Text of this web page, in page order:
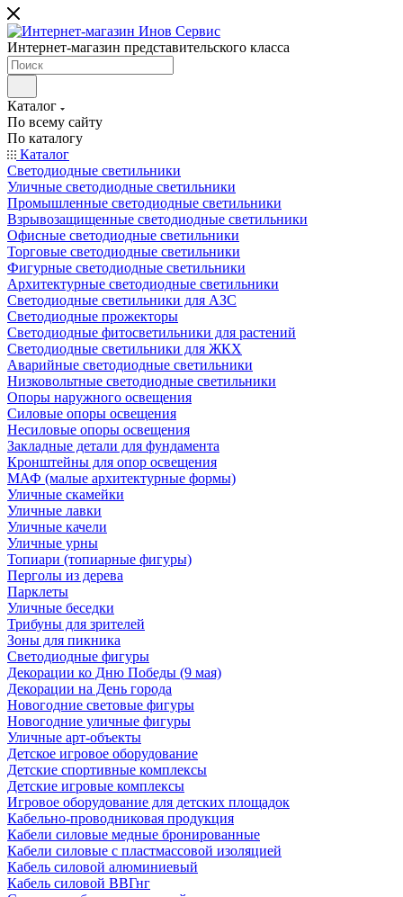
Интернет-магазин представительского класса
Каталог
По всему сайту
По каталогу
Каталог
Светодиодные светильники
Уличные светодиодные светильники
Промышленные светодиодные светильники
Взрывозащищенные светодиодные светильники
Офисные светодиодные светильники
Торговые светодиодные светильники
Фигурные светодиодные светильники
Архитектурные светодиодные светильники
Светодиодные светильники для АЗС
Светодиодные прожекторы
Светодиодные фитосветильники для растений
Светодиодные светильники для ЖКХ
Аварийные светодиодные светильники
Низковольтные светодиодные светильники
Опоры наружного освещения
Силовые опоры освещения
Несиловые опоры освещения
Закладные детали для фундамента
Кронштейны для опор освещения
МАФ (малые архитектурные формы)
Уличные скамейки
Уличные лавки
Уличные качели
Уличные урны
Топиари (топиарные фигуры)
Перголы из дерева
Парклеты
Уличные беседки
Трибуны для зрителей
Зоны для пикника
Светодиодные фигуры
Декорации ко Дню Победы (9 мая)
Декорации на День города
Новогодние световые фигуры
Новогодние уличные фигуры
Уличные арт-объекты
Детское игровое оборудование
Детские спортивные комплексы
Детские игровые комплексы
Игровое оборудование для детских площадок
Кабельно-проводниковая продукция
Кабели силовые медные бронированные
Кабели силовые с пластмассовой изоляцией
Кабель силовой алюминиевый
Кабель силовой ВВГнг